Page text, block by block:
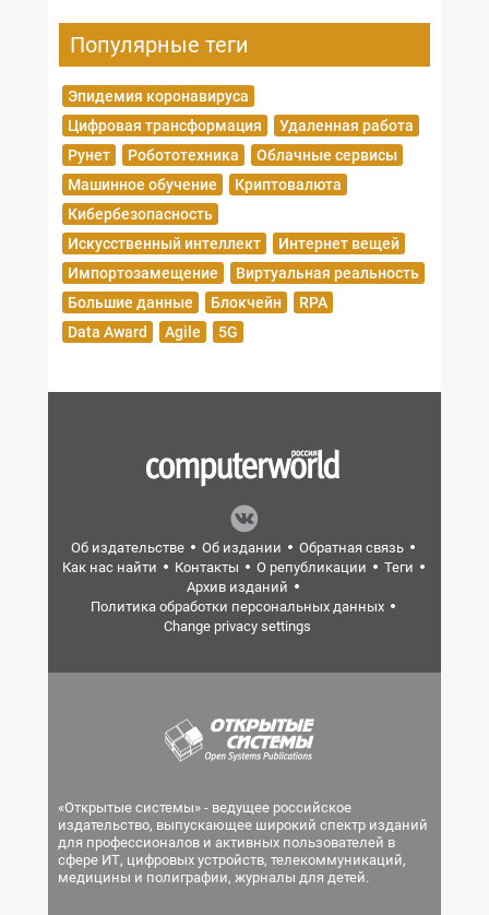
Популярные теги
Эпидемия коронавируса
Цифровая трансформация
Удаленная работа
Рунет
Робототехника
Облачные сервисы
Машинное обучение
Криптовалюта
Кибербезопасность
Искусственный интеллект
Интернет вещей
Импортозамещение
Виртуальная реальность
Большие данные
Блокчейн
RPA
Data Award
Agile 5G
Об издательстве Об издании
Обратная связь
Как нас найти
Контакты О републикации
Теги
Архив изданий
Политика обработки персональных данных
Change privacy settings
«Открытые системы» - ведущее российское
издательство, выпускающее широкий спектр изданий
для профессионалов и активных пользователей в
сфере ИТ, цифровых устройств, телекоммуникаций,
медицины и полиграфии, журналы для детей.